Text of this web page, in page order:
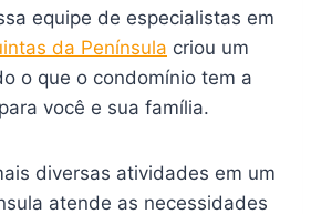
equipe de especialistas em
da Península criou um
o que o condomínio tem a
você e sua família.
diversas atividades em um
atende as necessidades